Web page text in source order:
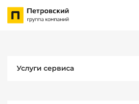
Услуги сервиса